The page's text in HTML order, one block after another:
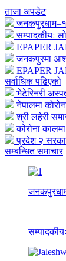
ताजा अपडेट
सम्पादकीयः
EPAPER
जनकपुरमा
EPAPER
सर्वाधिक पढिएको
भेटेरिनरी
नेपालमा
श्री लहेरी
कोरोना
प्रदेश २
सम्बन्धित समाचार